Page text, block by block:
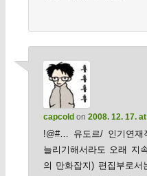
capcoldon 2008. 12. 17.
!@#… 유도르/ 인기연재
늘리기해서라도 오래 지
의 만화잡지) 편집부로서